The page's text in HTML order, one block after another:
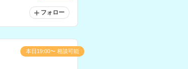
フォロー
本日19:00〜 相談可能